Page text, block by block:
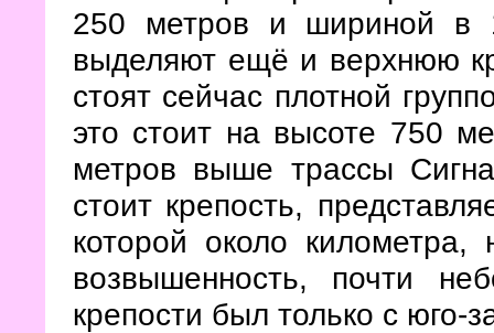
250 метров и шириной в
выделяют ещё и верхнюю
стоят сейчас плотной
это стоит на высоте 750
метров выше трассы
стоит крепость,
которой около
возвышенность, почти
крепости был только с юго-